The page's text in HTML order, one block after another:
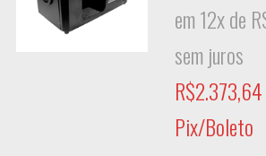
em 12x de
sem juros
R$2.373,64
Pix/Boleto